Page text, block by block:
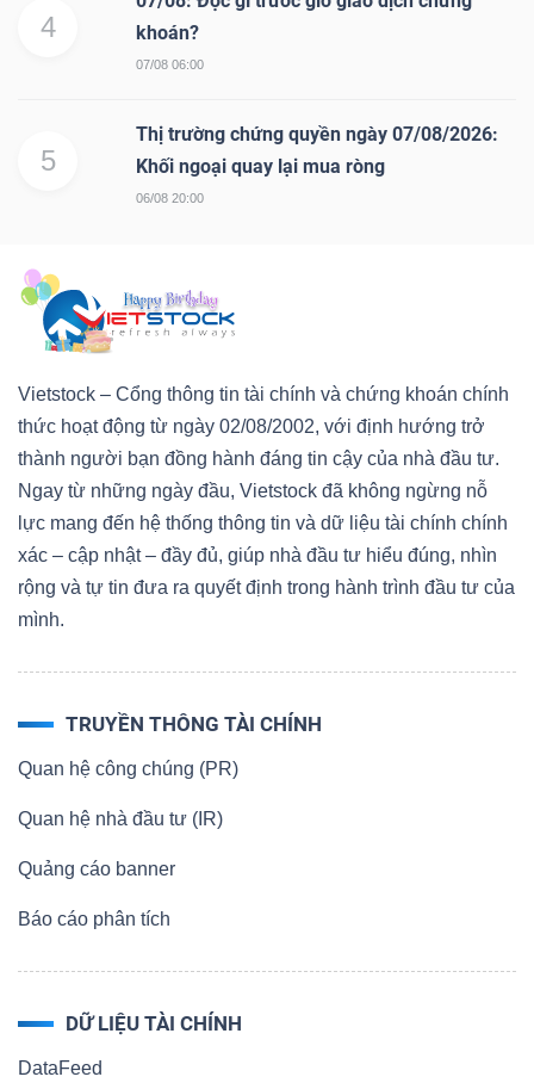
4
khoán?
07/08 06:00
5
Thị trường chứng quyền ngày 07/08/2026:
Khối ngoại quay lại mua ròng
06/08 20:00
Vietstock – Cổng thông tin tài chính và chứng khoán chính
thức hoạt động từ ngày 02/08/2002, với định hướng trở
thành người bạn đồng hành đáng tin cậy của nhà đầu tư.
Ngay từ những ngày đầu, Vietstock đã không ngừng nỗ
lực mang đến hệ thống thông tin và dữ liệu tài chính chính
xác – cập nhật – đầy đủ, giúp nhà đầu tư hiểu đúng, nhìn
rộng và tự tin đưa ra quyết định trong hành trình đầu tư của
mình.
TRUYỀN THÔNG TÀI CHÍNH
Quan hệ công chúng (PR)
Quan hệ nhà đầu tư (IR)
Quảng cáo banner
Báo cáo phân tích
DỮ LIỆU TÀI CHÍNH
DataFeed